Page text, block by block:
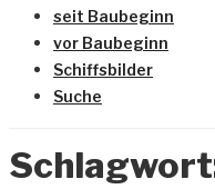
seit Baubeginn
vor Baubeginn
Schiffsbilder
Suche